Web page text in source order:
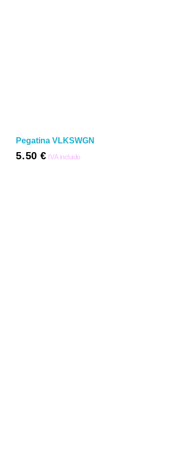
Pegatina VLKSWGN
5.50€ IVA incluido